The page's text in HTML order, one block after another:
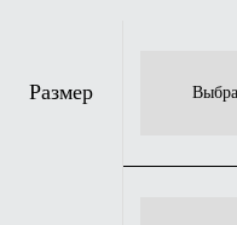
Размер